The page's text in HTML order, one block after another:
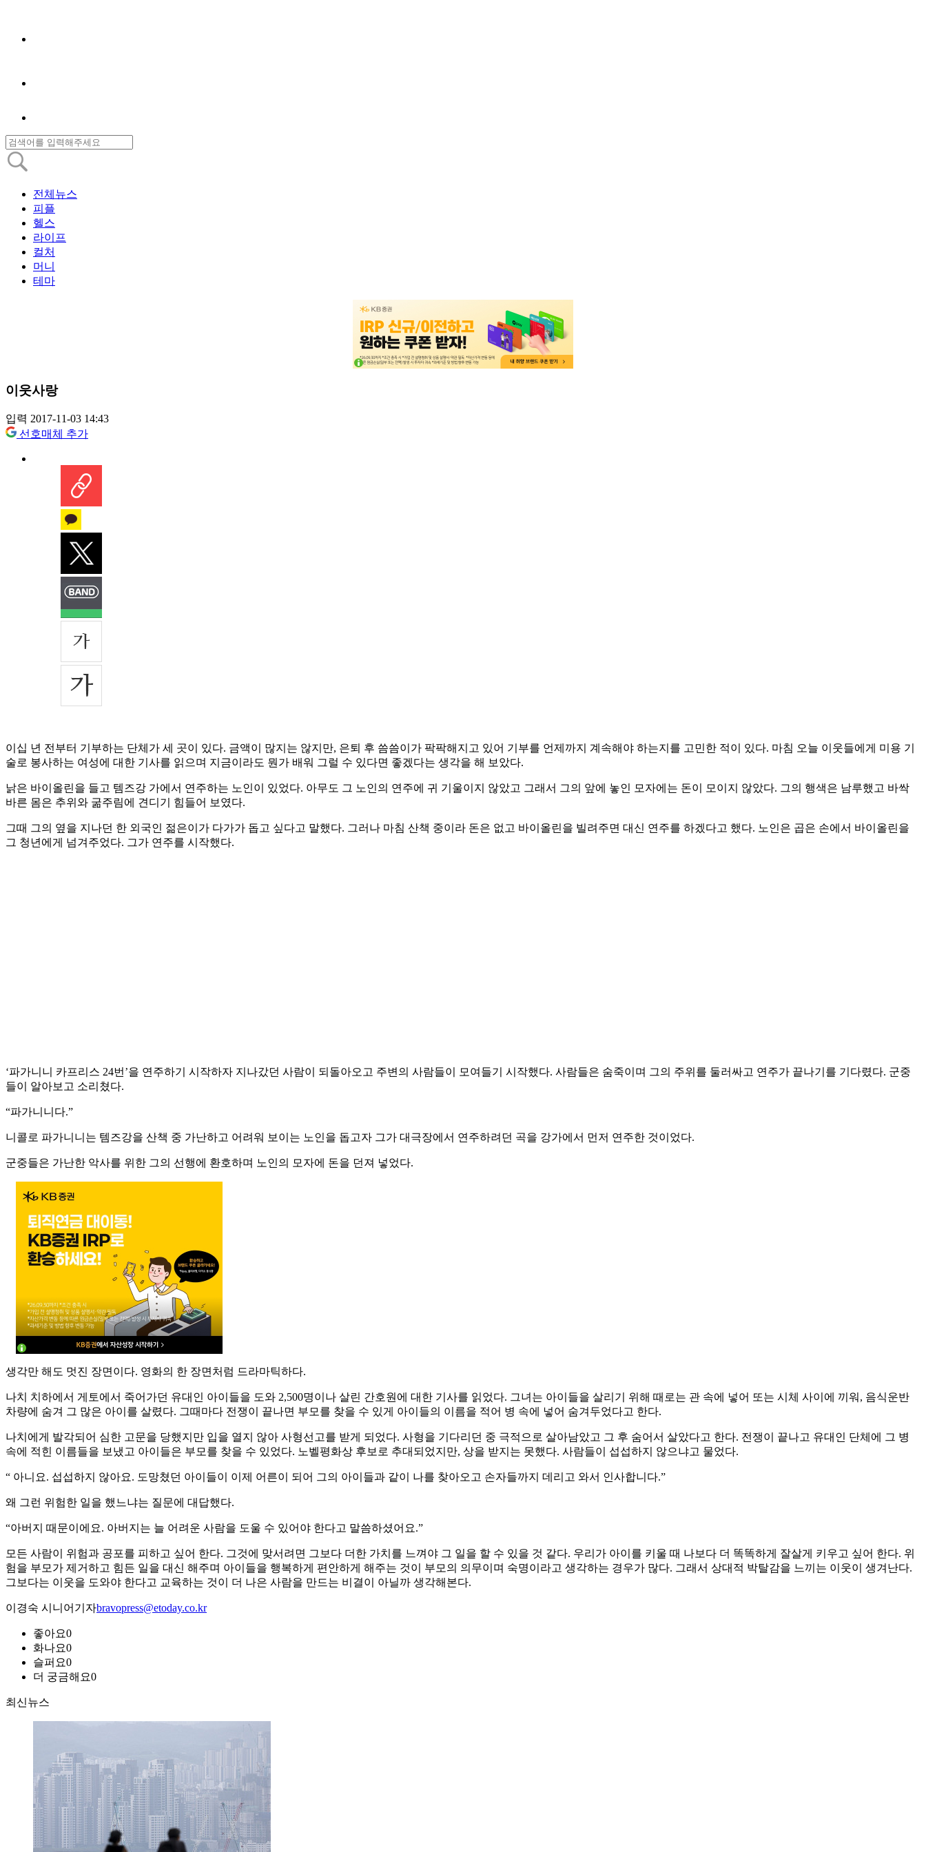
전체뉴스
피플
헬스
라이프
컬처
머니
테마
이웃사랑
입력 2017-11-03 14:43
선호매체 추가
이십 년 전부터 기부하는 단체가 세 곳이 있다. 금액이 많지는 않지만, 은퇴 후 씀씀이가 팍팍해지고 있어 기부를 언제까지 계속해야 하는지를 고민한 적이 있다. 마침 오늘 이웃들에게 미용 기
술로 봉사하는 여성에 대한 기사를 읽으며 지금이라도 뭔가 배워 그럴 수 있다면 좋겠다는 생각을 해 보았다.
낡은 바이올린을 들고 템즈강 가에서 연주하는 노인이 있었다. 아무도 그 노인의 연주에 귀 기울이지 않았고 그래서 그의 앞에 놓인 모자에는 돈이 모이지 않았다. 그의 행색은 남루했고 바싹
바른 몸은 추위와 굶주림에 견디기 힘들어 보였다.
그때 그의 옆을 지나던 한 외국인 젊은이가 다가가 돕고 싶다고 말했다. 그러나 마침 산책 중이라 돈은 없고 바이올린을 빌려주면 대신 연주를 하겠다고 했다. 노인은 곱은 손에서 바이올린을
그 청년에게 넘겨주었다. 그가 연주를 시작했다.
‘파가니니 카프리스 24번’을 연주하기 시작하자 지나갔던 사람이 되돌아오고 주변의 사람들이 모여들기 시작했다. 사람들은 숨죽이며 그의 주위를 둘러싸고 연주가 끝나기를 기다렸다. 군중
들이 알아보고 소리쳤다.
“파가니니다.”
니콜로 파가니니는 템즈강을 산책 중 가난하고 어려워 보이는 노인을 돕고자 그가 대극장에서 연주하려던 곡을 강가에서 먼저 연주한 것이었다.
군중들은 가난한 악사를 위한 그의 선행에 환호하며 노인의 모자에 돈을 던져 넣었다.
생각만 해도 멋진 장면이다. 영화의 한 장면처럼 드라마틱하다.
나치 치하에서 게토에서 죽어가던 유대인 아이들을 도와 2,500명이나 살린 간호원에 대한 기사를 읽었다. 그녀는 아이들을 살리기 위해 때로는 관 속에 넣어 또는 시체 사이에 끼워, 음식운반
차량에 숨겨 그 많은 아이를 살렸다. 그때마다 전쟁이 끝나면 부모를 찾을 수 있게 아이들의 이름을 적어 병 속에 넣어 숨겨두었다고 한다.
나치에게 발각되어 심한 고문을 당했지만 입을 열지 않아 사형선고를 받게 되었다. 사형을 기다리던 중 극적으로 살아남았고 그 후 숨어서 살았다고 한다. 전쟁이 끝나고 유대인 단체에 그 병
속에 적힌 이름들을 보냈고 아이들은 부모를 찾을 수 있었다. 노벨평화상 후보로 추대되었지만, 상을 받지는 못했다. 사람들이 섭섭하지 않으냐고 물었다.
“ 아니요. 섭섭하지 않아요. 도망쳤던 아이들이 이제 어른이 되어 그의 아이들과 같이 나를 찾아오고 손자들까지 데리고 와서 인사합니다.”
왜 그런 위험한 일을 했느냐는 질문에 대답했다.
“아버지 때문이에요. 아버지는 늘 어려운 사람을 도울 수 있어야 한다고 말씀하셨어요.”
모든 사람이 위험과 공포를 피하고 싶어 한다. 그것에 맞서려면 그보다 더한 가치를 느껴야 그 일을 할 수 있을 것 같다. 우리가 아이를 키울 때 나보다 더 똑똑하게 잘살게 키우고 싶어 한다. 위
험을 부모가 제거하고 힘든 일을 대신 해주며 아이들을 행복하게 편안하게 해주는 것이 부모의 의무이며 숙명이라고 생각하는 경우가 많다. 그래서 상대적 박탈감을 느끼는 이웃이 생겨난다.
그보다는 이웃을 도와야 한다고 교육하는 것이 더 나은 사람을 만드는 비결이 아닐까 생각해본다.
이경숙 시니어기자bravopress@etoday.co.kr
좋아요0
화나요0
슬퍼요0
더 궁금해요0
최신뉴스